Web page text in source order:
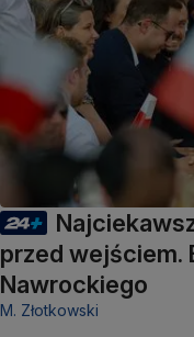
przed wejściem.
Nawrockiego
M. Złotkowski